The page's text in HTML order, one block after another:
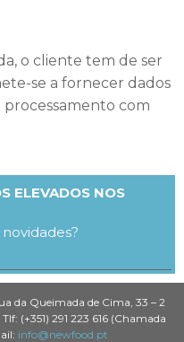
o cliente tem de ser
se a fornecer dados
com
ELEVADOS NOS
da Queimada de Cima, 33 – 2
(+351) 291 223 616 (Chamada
info@newfood.pt